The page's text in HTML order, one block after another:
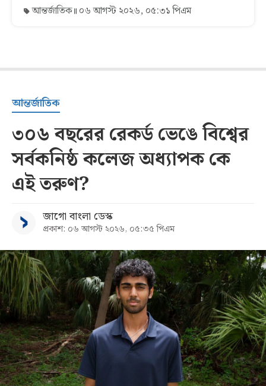
আন্তর্জাতিক ০৬ আগস্ট ২০২৬, ০৫:৩১ পিএম
আন্তর্জাতিক
৩০৬ বছরের রেকর্ড ভেঙে বিশ্বের
সর্বকনিষ্ঠ কলেজ অধ্যাপক কে
এই তরুণ?
জাগো বাংলা ডেস্ক
প্রকাশ: ০৬ আগস্ট ২০২৬, ০৫:৩৫ পিএম